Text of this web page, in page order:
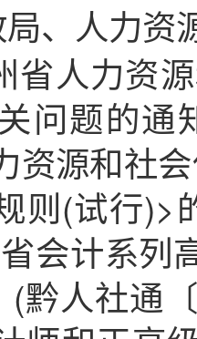
、人力资
省人力资
问题的通
资源和社
则(试行)>
会计系列
(黔人社通